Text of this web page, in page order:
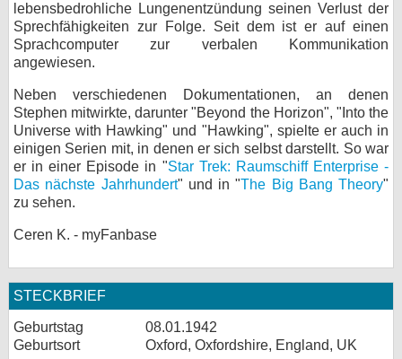
lebensbedrohliche Lungenentzündung seinen Verlust der
Sprechfähigkeiten zur Folge. Seit dem ist er auf einen
Sprachcomputer zur verbalen Kommunikation
angewiesen.
Neben verschiedenen Dokumentationen, an denen
Stephen mitwirkte, darunter "Beyond the Horizon", "Into the
Universe with Hawking" und "Hawking", spielte er auch in
einigen Serien mit, in denen er sich selbst darstellt. So war
er in einer Episode in "Star Trek: Raumschiff Enterprise -
Das nächste Jahrhundert" und in "The Big Bang Theory"
zu sehen.
Ceren K. - myFanbase
STECKBRIEF
Geburtstag
08.01.1942
Geburtsort
Oxford, Oxfordshire, England, UK
Desktop-Ansicht
myFanbase